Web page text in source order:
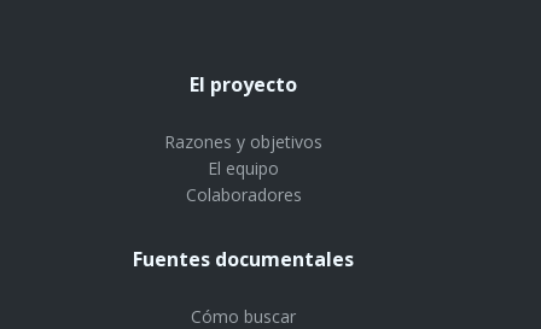
El proyecto
Razones y objetivos
El equipo
Colaboradores
Fuentes documentales
Cómo buscar